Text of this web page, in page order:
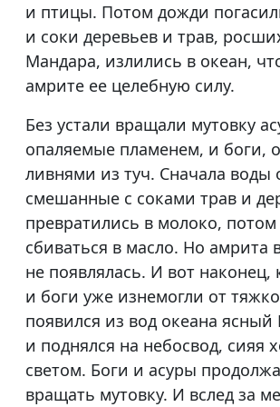
и птицы. Потом дожди
и соки деревьев и трав,
Мандара, излились в океан,
амрите ее целебную силу.
Без устали вращали мутовку
опаляемые пламенем, и боги,
ливнями из туч. Сначала воды
смешанные с соками трав и
превратились в молоко,
сбиваться в масло. Но амрита
не появлялась. И вот наконец,
и боги уже изнемогли от
появился из вод океана
и поднялся на небосвод, сияя
светом. Боги и асуры
вращать мутовку. И вслед за